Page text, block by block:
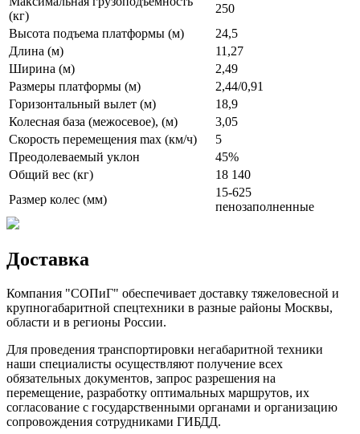
(кг)
250
Высота подъема платформы (м)
24,5
Длина (м)
11,27
Ширина (м)
2,49
Размеры платформы (м)
2,44/0,91
Горизонтальный вылет (м)
18,9
Колесная база (межосевое), (м)
3,05
Скорость перемещения max (км/ч)
5
Преодолеваемый уклон
45%
Общий вес (кг)
18 140
Размер колес (мм)
15-625
пенозаполненные
Доставка
Компания "СОПиГ" обеспечивает доставку тяжеловесной и
крупногабаритной спецтехники в разные районы Москвы,
области и в регионы России.
Для проведения транспортировки негабаритной техники
наши специалисты осуществляют получение всех
обязательных документов, запрос разрешения на
перемещение, разработку оптимальных маршрутов, их
согласование с государственными органами и организацию
сопровождения сотрудниками ГИБДД.